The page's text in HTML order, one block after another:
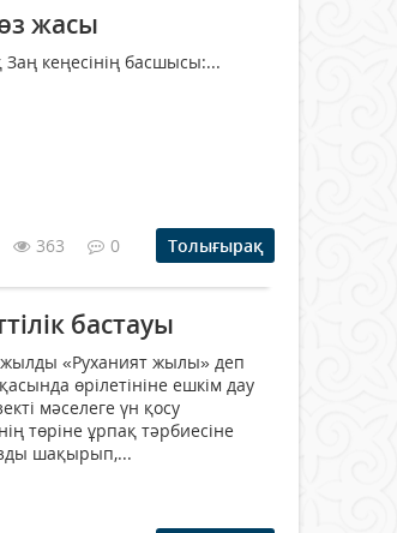
жасы
кеңесінің басшысы:...
363 0 Толығырақ
бастауы
«Руханият жылы» деп
өрілетініне ешкім дау
мәселеге үн қосу
төріне ұрпақ тәрбиесіне
шақырып,...